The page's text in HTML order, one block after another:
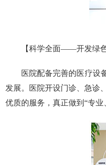
【科学全面——开发绿
医院配备完善的医疗设
发展。医院开设门诊、急诊
优质的服务，真正做到“专业